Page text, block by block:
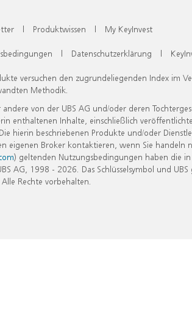
| Produktwissen | My KeyInvest
| Datenschutzerklärung |
versuchen den zugrundeliegenden Index im
Methodik.
von der UBS AG und/oder deren
enthaltenen Inhalte, einschließlich
hierin beschriebenen Produkte und/oder
Broker kontaktieren, wenn Sie handeln
) geltenden Nutzungsbedingungen haben die
AG, 1998 - 2026. Das Schlüsselsymbol und
Rechte vorbehalten.